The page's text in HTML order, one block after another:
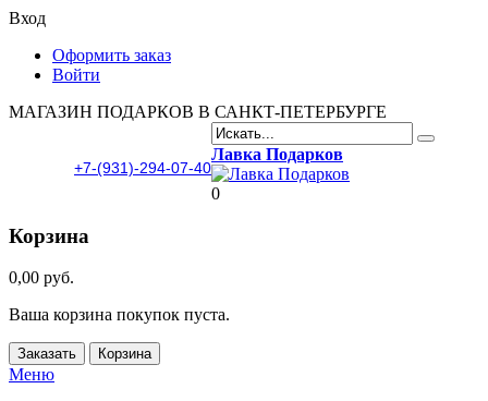
Вход
Оформить заказ
Войти
МАГАЗИН ПОДАРКОВ В САНКТ-ПЕТЕРБУРГЕ
+7-(931)-294-07-40
Лавка Подарков
0
Корзина
0,00 руб.
Ваша корзина покупок пуста.
Заказать Корзина
Меню